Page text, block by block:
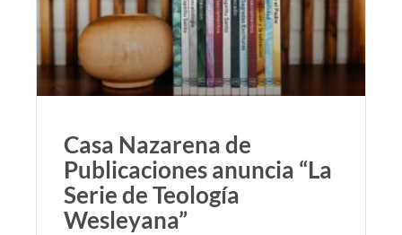
Casa Nazarena de
Publicaciones anuncia “La
Serie de Teología
Wesleyana”